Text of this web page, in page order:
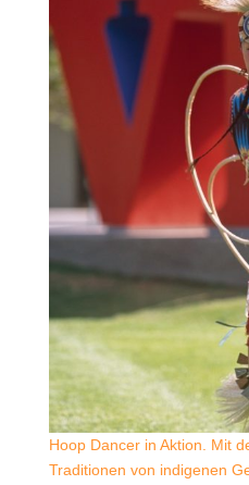
Hoop Dancer in Aktion. Mit
Traditionen von indigenen